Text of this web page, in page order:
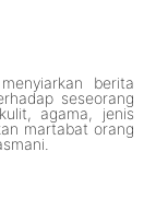
berita
seseorang
agama, jenis
martabat orang